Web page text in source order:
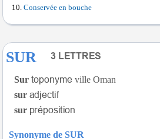
Conservée en bouche
SUR
Sur
ville Oman
sur
sur
Synonyme de SUR